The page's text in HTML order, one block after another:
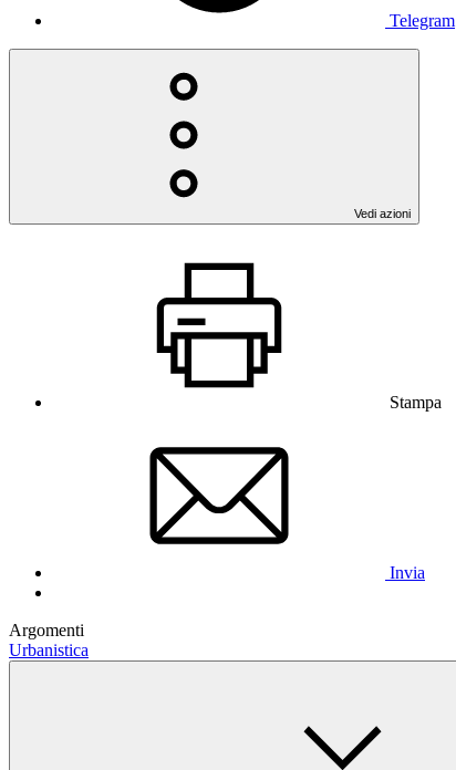
Telegram
Vedi azioni
Stampa
Invia
Argomenti
Urbanistica